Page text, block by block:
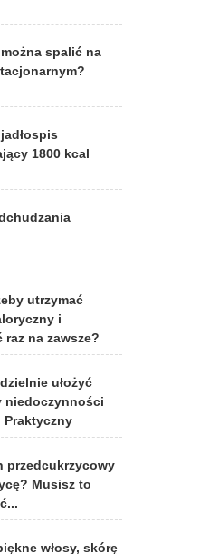
spalić na
1800 kcal
utrzymać
i
raz na zawsze?
ułożyć
niedoczynności
Praktyczny
przedcukrzycowy
Musisz to
włosy, skórę